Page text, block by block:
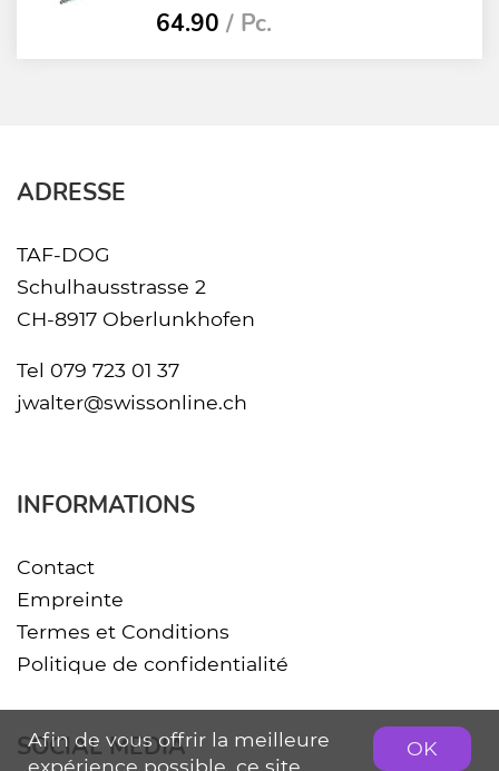
64.90 / Pc.
ADRESSE
TAF-DOG
Schulhausstrasse 2
CH-8917 Oberlunkhofen
Tel 079 723 01 37
jwalter@swissonline.ch
INFORMATIONS
Contact
Empreinte
Termes et Conditions
Politique de confidentialité
SOCIAL MEDIA OK
Afin de vous offrir la meilleure
expérience possible, ce site